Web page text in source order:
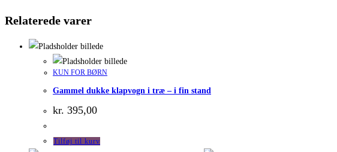
Relaterede varer
KUN FOR BØRN
Gammel dukke klapvogn i træ – i fin stand
kr. 395,00
Tilføj til kurv